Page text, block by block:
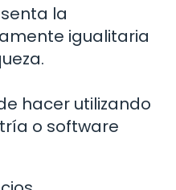
la
igualitaria
hacer utilizando
o software